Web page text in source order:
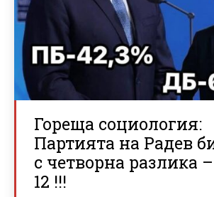
Гореща социология:
Партията на Радев
с четворна разлика
12 !!!